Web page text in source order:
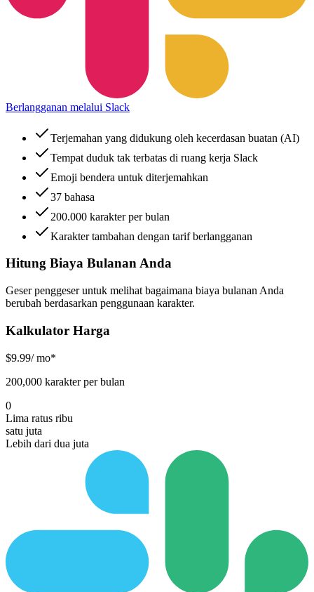
Berlangganan melalui Slack
Terjemahan yang didukung oleh kecerdasan buatan (AI)
Tempat duduk tak terbatas di ruang kerja Slack
Emoji bendera untuk diterjemahkan
37 bahasa
200.000 karakter per bulan
Karakter tambahan dengan tarif berlangganan
Hitung Biaya Bulanan Anda
Geser penggeser untuk melihat bagaimana biaya bulanan Anda
berubah berdasarkan penggunaan karakter.
Kalkulator Harga
$9.99/ mo*
200,000 karakter per bulan
0
Lima ratus ribu
satu juta
Lebih dari dua juta